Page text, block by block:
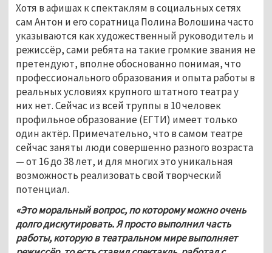
Хотя в афишах к спектаклям в социальных сетях
сам Антон и его соратница Полина Волошина часто
указываются как художественный руководитель и
режиссёр, сами ребята на такие громкие звания не
претендуют, вполне обоснованно понимая, что
профессионального образования и опыта работы в
реальных условиях крупного штатного театра у
них нет. Сейчас из всей труппы в 10 человек
профильное образование (ЕГТИ) имеет только
один актёр. Примечательно, что в самом театре
сейчас заняты люди совершенно разного возраста
— от 16 до 38 лет, и для многих это уникальная
возможность реализовать свой творческий
потенциал.
«Это моральный вопрос, по которому можно очень
долго дискутировать. Я просто выполнил часть
работы, которую в театральном мире выполняет